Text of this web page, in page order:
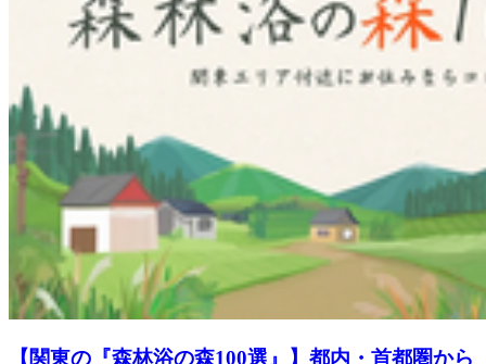
【関東の『森林浴の森100選』】都内・首都圏から